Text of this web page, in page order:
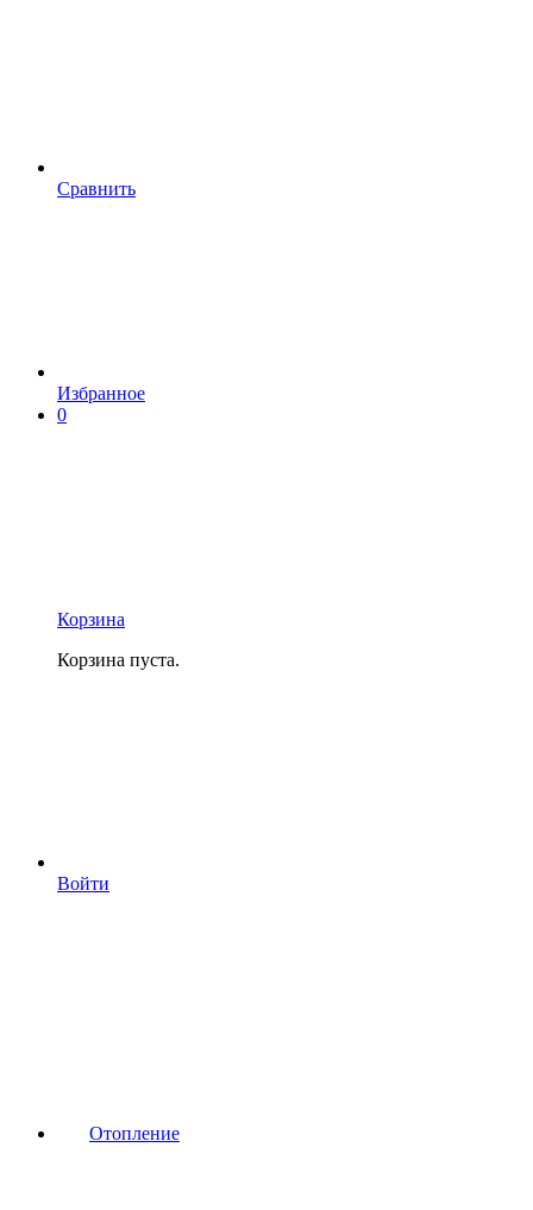
Сравнить
Избранное
0
Корзина
Корзина пуста.
Войти
Отопление